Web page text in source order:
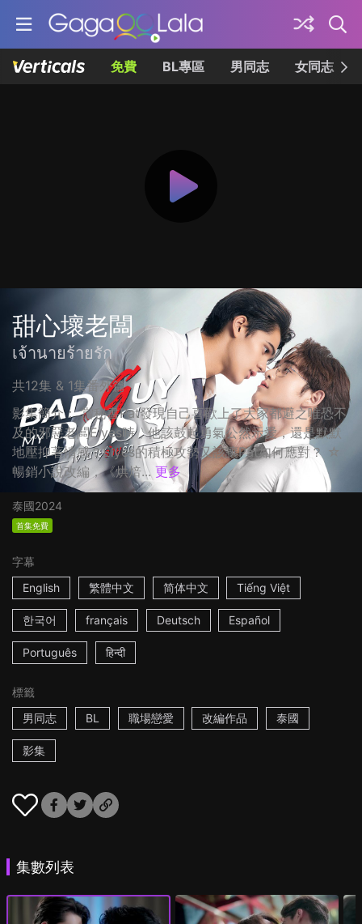
免費 BL專區 男同志 女同志
甜心壞老闆
เจ้านายร้ายรัก
共12集 & 1集番外篇
影集簡介： 當秘書Pat發現自己喜歡上了大家都避之唯恐不
及的邪惡老闆Elyes時，他該鼓起勇氣公然示愛，還是默默
地壓抑著情感？Elyes的積極攻勢又該讓Pat如何應對？ ☆
暢銷小說改編，《烘焙... 更多
泰國2024
首集免費
字幕
English
繁體中文 简体中文 Tiếng Việt
한국어 français Deutsch Español
Português हिन्दी
標籤
男同志
BL 職場戀愛 改編作品 泰國
影集
集數列表